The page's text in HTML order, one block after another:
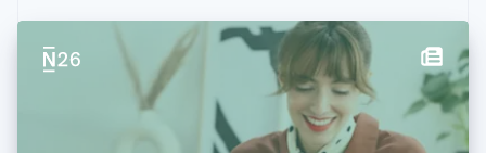
简体中文English
English Svenska
English